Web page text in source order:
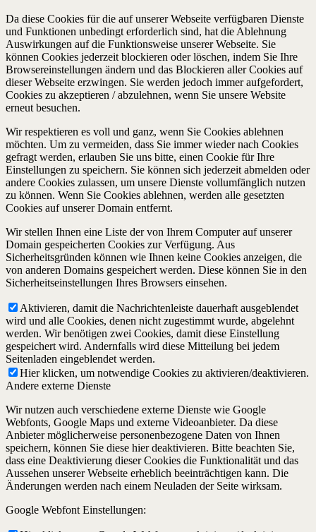
Da diese Cookies für die auf unserer Webseite verfügbaren Dienste
und Funktionen unbedingt erforderlich sind, hat die Ablehnung
Auswirkungen auf die Funktionsweise unserer Webseite. Sie
können Cookies jederzeit blockieren oder löschen, indem Sie Ihre
Browsereinstellungen ändern und das Blockieren aller Cookies auf
dieser Webseite erzwingen. Sie werden jedoch immer aufgefordert,
Cookies zu akzeptieren / abzulehnen, wenn Sie unsere Website
erneut besuchen.
Wir respektieren es voll und ganz, wenn Sie Cookies ablehnen
möchten. Um zu vermeiden, dass Sie immer wieder nach Cookies
gefragt werden, erlauben Sie uns bitte, einen Cookie für Ihre
Einstellungen zu speichern. Sie können sich jederzeit abmelden oder
andere Cookies zulassen, um unsere Dienste vollumfänglich nutzen
zu können. Wenn Sie Cookies ablehnen, werden alle gesetzten
Cookies auf unserer Domain entfernt.
Wir stellen Ihnen eine Liste der von Ihrem Computer auf unserer
Domain gespeicherten Cookies zur Verfügung. Aus
Sicherheitsgründen können wie Ihnen keine Cookies anzeigen, die
von anderen Domains gespeichert werden. Diese können Sie in den
Sicherheitseinstellungen Ihres Browsers einsehen.
Aktivieren, damit die Nachrichtenleiste dauerhaft ausgeblendet
wird und alle Cookies, denen nicht zugestimmt wurde, abgelehnt
werden. Wir benötigen zwei Cookies, damit diese Einstellung
gespeichert wird. Andernfalls wird diese Mitteilung bei jedem
Seitenladen eingeblendet werden.
Hier klicken, um notwendige Cookies zu aktivieren/deaktivieren.
Andere externe Dienste
Wir nutzen auch verschiedene externe Dienste wie Google
Webfonts, Google Maps und externe Videoanbieter. Da diese
Anbieter möglicherweise personenbezogene Daten von Ihnen
speichern, können Sie diese hier deaktivieren. Bitte beachten Sie,
dass eine Deaktivierung dieser Cookies die Funktionalität und das
Aussehen unserer Webseite erheblich beeinträchtigen kann. Die
Änderungen werden nach einem Neuladen der Seite wirksam.
Google Webfont Einstellungen: